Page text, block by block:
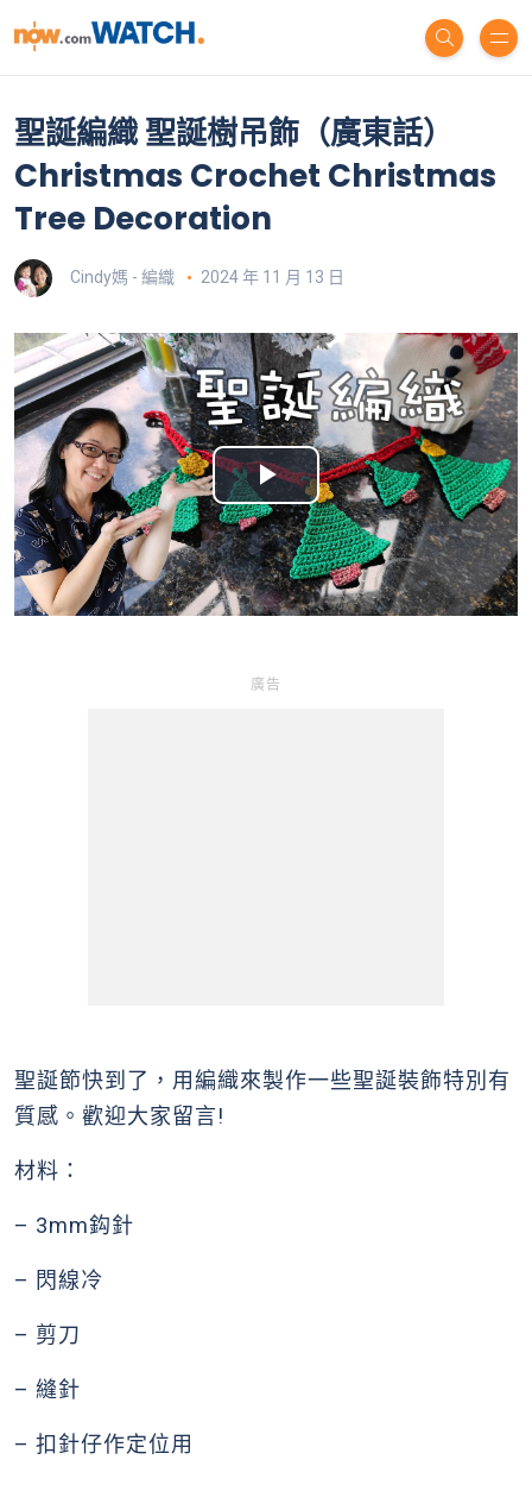
聖誕編織 聖誕樹吊飾（廣東話）
Christmas Crochet Christmas
Tree Decoration
Cindy媽 - 編織 2024 年 11 月 13 日
P
l
a
廣告
聖誕節快到了，用編織來製作一些聖誕裝飾特別有
質感。歡迎大家留言!
材料：
– 3mm鈎針
– 閃線冷
– 剪刀
– 縫針
– 扣針仔作定位用